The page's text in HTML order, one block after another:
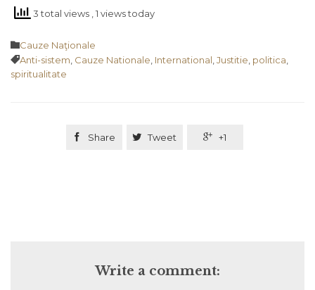
3 total views , 1 views today
Category
Cauze Naţionale
Tags
Anti-sistem, Cauze Nationale, International,Justitie, politica,
spiritualitate
 Share  Tweet  +1
Write a comment: